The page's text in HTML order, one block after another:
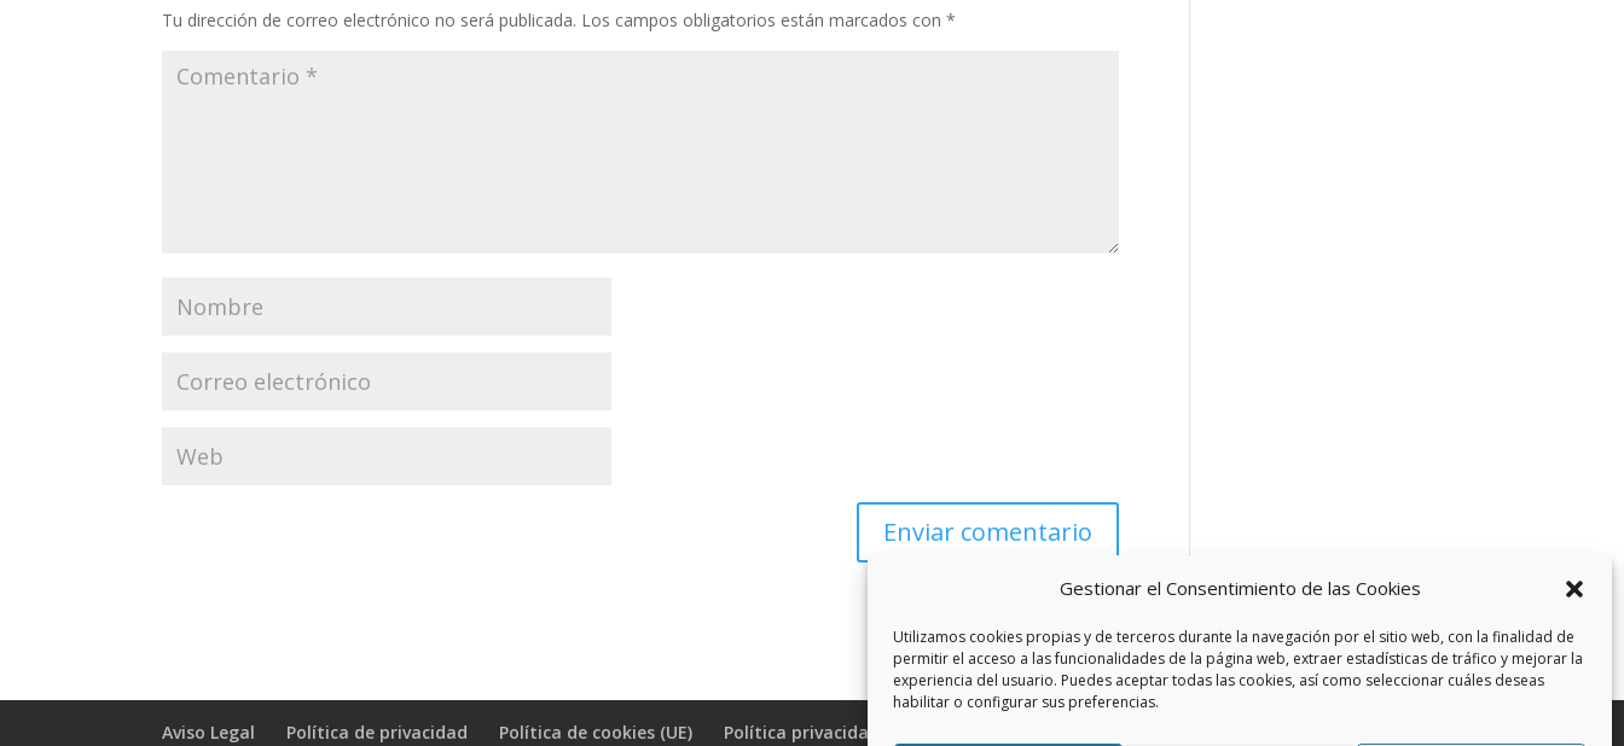
Gestionar el Consentimiento de las Cookies
Utilizamos cookies propias y de terceros durante la navegación por el sitio web, con la finalidad de
permitir el acceso a las funcionalidades de la página web, extraer estadísticas de tráfico y mejorar la
experiencia del usuario. Puedes aceptar todas las cookies, así como seleccionar cuáles deseas
habilitar o configurar sus preferencias.
Tu dirección de correo electrónico no será publicada. Los campos obligatorios están marcados con*
Aviso Legal Política de privacidad Política de cookies (UE) Política privacidad RSS